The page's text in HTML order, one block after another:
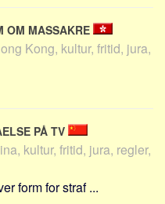
OM MASSAKRE
Kong, kultur, fritid, jura,
PÅ TV
kultur, fritid, jura, regler,
form for straf ...